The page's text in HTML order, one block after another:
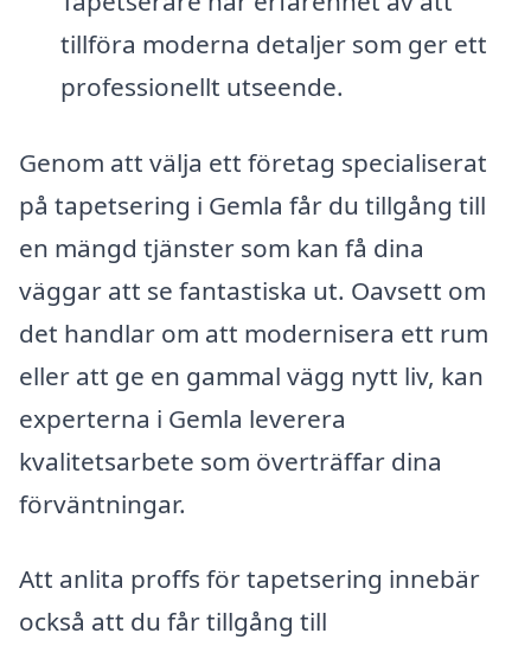
tillföra moderna detaljer som ger ett
professionellt utseende.
Genom att välja ett företag specialiserat
på tapetsering i Gemla får du tillgång till
en mängd tjänster som kan få dina
väggar att se fantastiska ut. Oavsett om
det handlar om att modernisera ett rum
eller att ge en gammal vägg nytt liv, kan
experterna i Gemla leverera
kvalitetsarbete som överträffar dina
förväntningar.
Att anlita proffs för tapetsering innebär
också att du får tillgång till